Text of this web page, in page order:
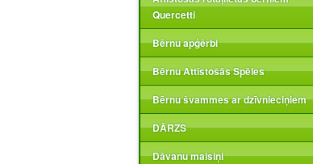
Quercetti
Bērnu apģērbi
Bērnu Attīstošās Spēles
Bērnu švammes ar dzīvnieciņiem
DĀRZS
Dāvanu maisiņi